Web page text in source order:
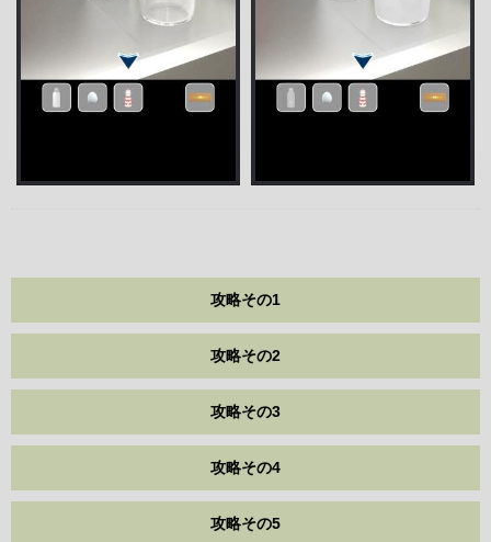
攻略その1
攻略その2
攻略その3
攻略その4
攻略その5